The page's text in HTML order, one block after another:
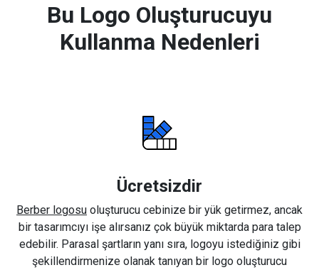
Bu Logo Oluşturucuyu
Kullanma Nedenleri
Ücretsizdir
Berber logosu oluşturucu cebinize bir yük getirmez, ancak
bir tasarımcıyı işe alırsanız çok büyük miktarda para talep
edebilir. Parasal şartların yanı sıra, logoyu istediğiniz gibi
şekillendirmenize olanak tanıyan bir logo oluşturucu